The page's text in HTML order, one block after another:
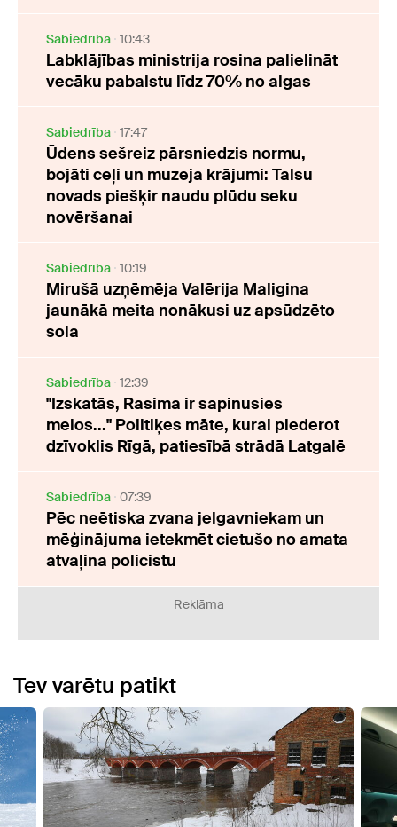
Sabiedrība 10:43
Labklājības ministrija rosina palielināt
vecāku pabalstu līdz 70% no algas
Sabiedrība 17:47
Ūdens sešreiz pārsniedzis normu,
bojāti ceļi un muzeja krājumi: Talsu
novads piešķir naudu plūdu seku
novēršanai
Sabiedrība 10:19
Mirušā uzņēmēja Valērija Maligina
jaunākā meita nonākusi uz apsūdzēto
sola
Sabiedrība 12:39
"Izskatās, Rasima ir sapinusies
melos..." Politiķes māte, kurai piederot
dzīvoklis Rīgā, patiesībā strādā Latgalē
Sabiedrība 07:39
Pēc neētiska zvana jelgavniekam un
mēģinājuma ietekmēt cietušo no amata
atvaļina policistu
Reklāma
Tev varētu patikt